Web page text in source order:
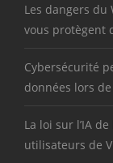
Les dangers du
vous protègent
Cybersécurité
données lors
La loi sur l’IA
utilisateurs de